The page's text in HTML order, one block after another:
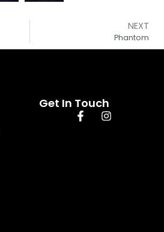
NEXT
Phantom
Get In Touch